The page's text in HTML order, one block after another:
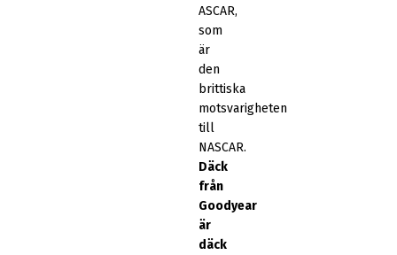
ASCAR,
som
är
den
brittiska
motsvarigheten
till
NASCAR.
Däck
från
Goodyear
är
däck